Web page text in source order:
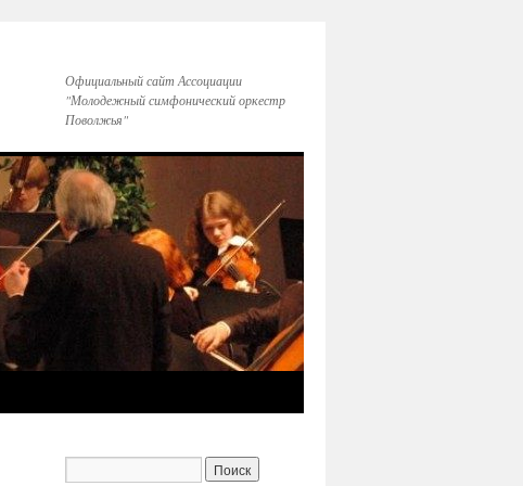
Официальный сайт Ассоциации
"Молодежный симфонический оркестр
Поволжья"